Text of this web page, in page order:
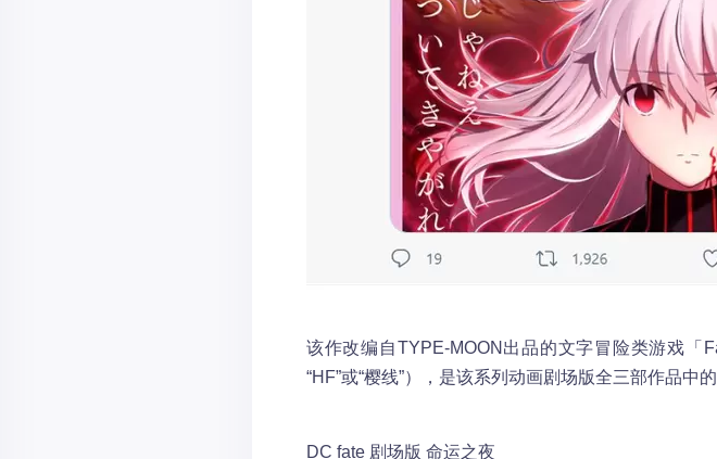
该作改编自TYPE-MOON出品的文字冒险类游戏「
“HF”或“樱线”），是该系列动画剧场版全三部作品中的
DC fate 剧场版 命运之夜